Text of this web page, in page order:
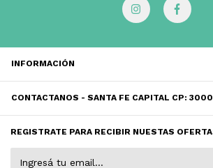
INFORMACIÓN
CONTACTANOS - SANTA FE CAPITAL CP: 3000
REGISTRATE PARA RECIBIR NUESTAS